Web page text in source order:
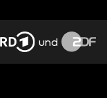
– IST DAS EIN
und